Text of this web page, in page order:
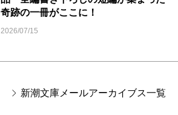
奇跡の一冊がここに！
2026/07/15
新潮文庫メールアーカイブス一覧